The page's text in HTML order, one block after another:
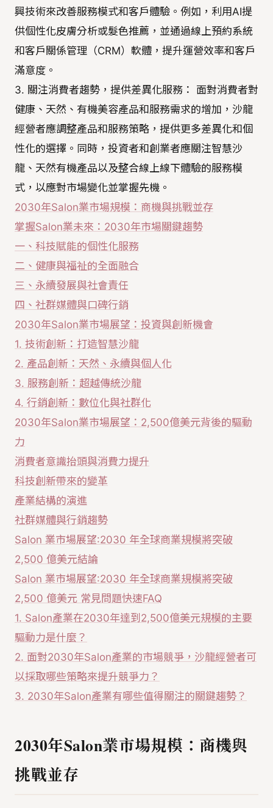
興技術來改善服務模式和客戶體驗。例如，利用AI提
供個性化皮膚分析或髮色推薦，並通過線上預約系統
和客戶關係管理（CRM）軟體，提升運營效率和客戶
滿意度。
3. 關注消費者趨勢，提供差異化服務： 面對消費者對
健康、天然、有機美容產品和服務需求的增加，沙龍
經營者應調整產品和服務策略，提供更多差異化和個
性化的選擇。同時，投資者和創業者應關注智慧沙
龍、天然有機產品以及整合線上線下體驗的服務模
式，以應對市場變化並掌握先機。
2030年Salon業市場規模：商機與挑戰並存
掌握Salon業未來：2030年市場關鍵趨勢
一、科技賦能的個性化服務
二、健康與福祉的全面融合
三、永續發展與社會責任
四、社群媒體與口碑行銷
2030年Salon業市場展望：投資與創新機會
1. 技術創新：打造智慧沙龍
2. 產品創新：天然、永續與個人化
3. 服務創新：超越傳統沙龍
4. 行銷創新：數位化與社群化
2030年Salon業市場展望：2,500億美元背後的驅動
力
消費者意識抬頭與消費力提升
科技創新帶來的變革
產業結構的演進
社群媒體與行銷趨勢
Salon 業市場展望:2030 年全球商業規模將突破
2,500 億美元結論
Salon 業市場展望:2030 年全球商業規模將突破
2,500 億美元 常見問題快速FAQ
1. Salon產業在2030年達到2,500億美元規模的主要
驅動力是什麼？
2. 面對2030年Salon產業的市場競爭，沙龍經營者可
以採取哪些策略來提升競爭力？
3. 2030年Salon產業有哪些值得關注的關鍵趨勢？
2030年Salon業市場規模：商機與
挑戰並存